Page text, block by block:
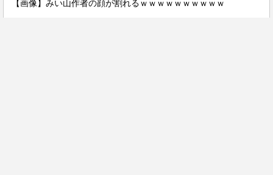
【画像】みい山作者の顔が割れるｗｗｗｗｗｗｗｗｗｗ